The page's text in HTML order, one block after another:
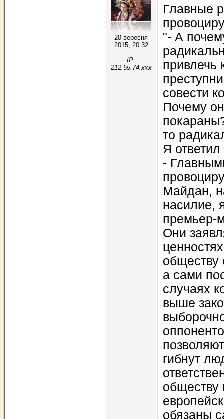
20 вересня
2015, 20:32
IP:
212.55.74.xxx
Главные
"- А
привлечь
совести
Почему
то
Я
-
Майдан,
насилие,
премьер-
Они
обществу
а сами
случаях
выше
гибнут
обществу
обязаны